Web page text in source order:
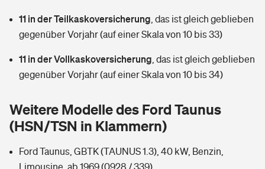
Sie haben Fragen?
Restkreditversicherung
Hochwasser-Check: Wie gefährdet ist Ihr Haus?
Wer versichert was: Jetzt Versicherer finden
Hundehalter-Haftpflicht
Private Cyberversicherung
Musikinstrumentenversicherung
Tools
Wer versichert was: Jetzt Versicherer finden
Sie haben Fragen?
Rentenrechner: Wie viel Geld bekomme ich im Alter?
11 in der Teilkaskoversicherung das ist gleich geblieben
gegenüber Vorjahr (auf einer Skala von 10 bis 33)
11 in der Vollkaskoversicherung das ist gleich geblieben
gegenüber Vorjahr (auf einer Skala von 10 bis 34)
Weitere Modelle des Ford Taunus
(HSN/TSN in Klammern)
Ford Taunus, GBTK (TAUNUS 1.3), 40 kW, Benzin,
Limousine, ab 1969(0928 / 339)